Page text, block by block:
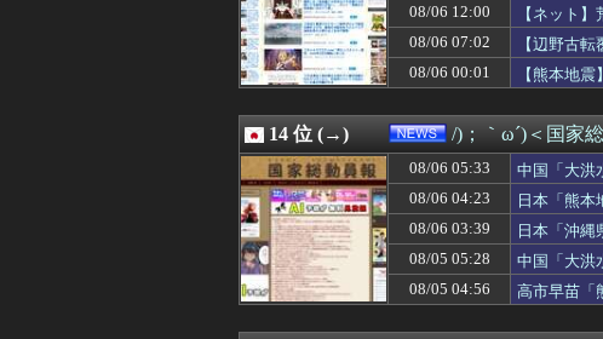
08/06 12:49
「毎日、渋谷でデモが起
08/06 12:40
台風13号さん、中国大陸
08/06 12:40
【速報】小沢一郎氏「デ
08/06 12:35
【画像】あのちゃん、な
08/06 12:30
AIが指示なくサイバー
08/06 12:29
今まで賛成派から発言権
08/06 12:29
赤十字、スペイン領セウ
08/06 12:23
【人材獲得へ】ソウルで
08/06 12:21
秋田に日本最大級のデー
08/06 12:20
【韓国】ウェブトゥーン
08/06 12:12
【驚愕】優木まおみ、
08/06 12:08
かつて650万部を誇った
08/06 12:08
【悲報】AV女優の田野
08/06 12:07
【朗報】高市首相、爆乳
08/06 12:06
町の弁当屋「申し訳ない
にして商
08/06 12:00
【ネット
為の動画
08/06 07:02
【辺野古
08/06 00:01
【熊本地
14 位 (→) /)；｀ω´)＜国家
08/06 05:33
中国「大洪
隊動画も
08/06 04:23
日本「熊本
ハビタ「遺
08/06 03:39
日本「沖
三者委員会
08/05 05:28
中国「大洪
国ダム「決
08/05 04:56
高市早苗「